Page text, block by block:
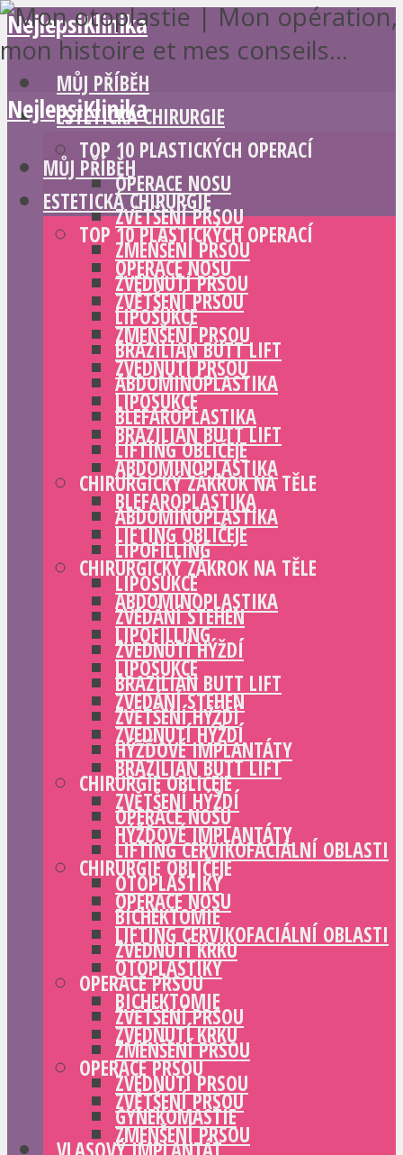
NejlepsiKlinika
MŮJ PŘÍBĚH
ESTETICKÁ CHIRURGIE
TOP 10 PLASTICKÝCH OPERACÍ
OPERACE NOSU
ZVĚTŠENÍ PRSOU
ZMENŠENÍ PRSOU
ZVEDNUTÍ PRSOU
LIPOSUKCE
BRAZILIAN BUTT LIFT
ABDOMINOPLASTIKA
BLEFAROPLASTIKA
LIFTING OBLIČEJE
CHIRURGICKÝ ZÁKROK NA TĚLE
ABDOMINOPLASTIKA
LIPOFILLING
LIPOSUKCE
ZVEDÁNÍ STEHEN
ZVEDNUTÍ HÝŽDÍ
BRAZILIAN BUTT LIFT
ZVĚTŠENÍ HÝŽDÍ
HÝŽĎOVÉ IMPLANTÁTY
CHIRURGIE OBLIČEJE
OPERACE NOSU
LIFTING CERVIKOFACIÁLNÍ OBLASTI
OTOPLASTIKY
BICHEKTOMIE
ZVEDNUTÍ KRKU
OPERACE PRSOU
ZVĚTŠENÍ PRSOU
ZMENŠENÍ PRSOU
ZVEDNUTÍ PRSOU
GYNEKOMASTIE
NejlepsiKlinika
MŮJ PŘÍBĚH
ESTETICKÁ CHIRURGIE
TOP 10 PLASTICKÝCH OPERACÍ
OPERACE NOSU
ZVĚTŠENÍ PRSOU
ZMENŠENÍ PRSOU
ZVEDNUTÍ PRSOU
LIPOSUKCE
BRAZILIAN BUTT LIFT
ABDOMINOPLASTIKA
BLEFAROPLASTIKA
LIFTING OBLIČEJE
CHIRURGICKÝ ZÁKROK NA TĚLE
ABDOMINOPLASTIKA
LIPOFILLING
LIPOSUKCE
ZVEDÁNÍ STEHEN
ZVEDNUTÍ HÝŽDÍ
BRAZILIAN BUTT LIFT
ZVĚTŠENÍ HÝŽDÍ
HÝŽĎOVÉ IMPLANTÁTY
CHIRURGIE OBLIČEJE
OPERACE NOSU
LIFTING CERVIKOFACIÁLNÍ OBLASTI
OTOPLASTIKY
BICHEKTOMIE
ZVEDNUTÍ KRKU
OPERACE PRSOU
ZVĚTŠENÍ PRSOU
ZMENŠENÍ PRSOU